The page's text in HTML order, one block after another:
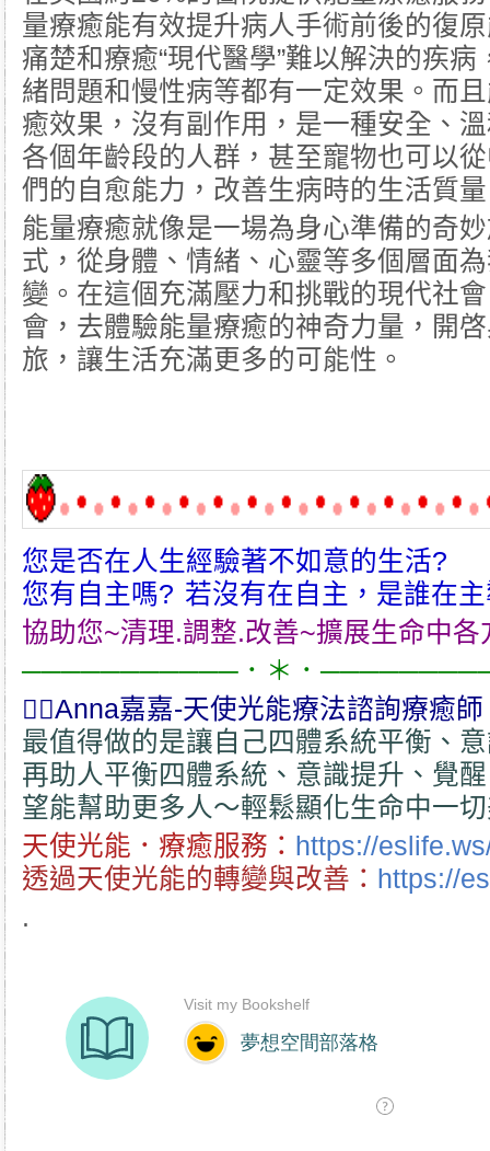
量療癒能有效提升病人手術前後的復
痛楚和療癒“現代醫學”難以解決的疾
緒問題和慢性病等都有一定效果。而
癒效果，沒有副作用，是一種安全、
各個年齡段的人群，甚至寵物也可以
們的自愈能力，改善生病時的生活質
能量療癒就像是一場為身心準備的奇
式，從身體、情緒、心靈等多個層面
變。在這個充滿壓力和挑戰的現代社
會，去體驗能量療癒的神奇力量，開
旅，讓生活充滿更多的可能性。
您是否在人生經驗著不如意的生活?
您有自主嗎? 若沒有在自主，是誰在
協助您~清理.調整.改善~擴展生命中各
───────────．＊．
💁‍♀️Anna嘉嘉-天使光能療法諮詢療癒師
最值得做的是讓自己四體系統平衡、
再助人平衡四體系統、意識提升、覺
望能幫助更多人～輕鬆顯化生命中一
天使光能．療癒服務： https://
透過天使光能的轉變與改善： https://
.